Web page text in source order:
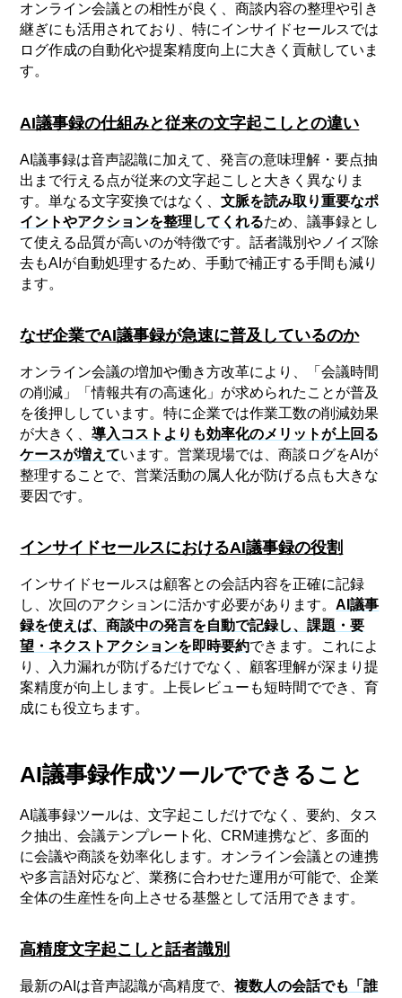
オンライン会議との相性が良く、商談内容の整理や引き
継ぎにも活用されており、特にインサイドセールスでは
ログ作成の自動化や提案精度向上に大きく貢献していま
す。
AI議事録の仕組みと従来の文字起こしとの違い
AI議事録は音声認識に加えて、発言の意味理解・要点抽
出まで行える点が従来の文字起こしと大きく異なりま
す。単なる文字変換ではなく、文脈を読み取り重要なポ
イントやアクションを整理してくれるため、議事録とし
て使える品質が高いのが特徴です。話者識別やノイズ除
去もAIが自動処理するため、手動で補正する手間も減り
ます。
なぜ企業でAI議事録が急速に普及しているのか
オンライン会議の増加や働き方改革により、「会議時間
の削減」「情報共有の高速化」が求められたことが普及
を後押ししています。特に企業では作業工数の削減効果
が大きく、導入コストよりも効率化のメリットが上回る
ケースが増えています。営業現場では、商談ログをAIが
整理することで、営業活動の属人化が防げる点も大きな
要因です。
インサイドセールスにおけるAI議事録の役割
インサイドセールスは顧客との会話内容を正確に記録
し、次回のアクションに活かす必要があります。AI議事
録を使えば、商談中の発言を自動で記録し、課題・要
望・ネクストアクションを即時要約できます。これによ
り、入力漏れが防げるだけでなく、顧客理解が深まり提
案精度が向上します。上長レビューも短時間ででき、育
成にも役立ちます。
AI議事録作成ツールでできること
AI議事録ツールは、文字起こしだけでなく、要約、タス
ク抽出、会議テンプレート化、CRM連携など、多面的
に会議や商談を効率化します。オンライン会議との連携
や多言語対応など、業務に合わせた運用が可能で、企業
全体の生産性を向上させる基盤として活用できます。
高精度文字起こしと話者識別
最新のAIは音声認識が高精度で、複数人の会話でも「誰